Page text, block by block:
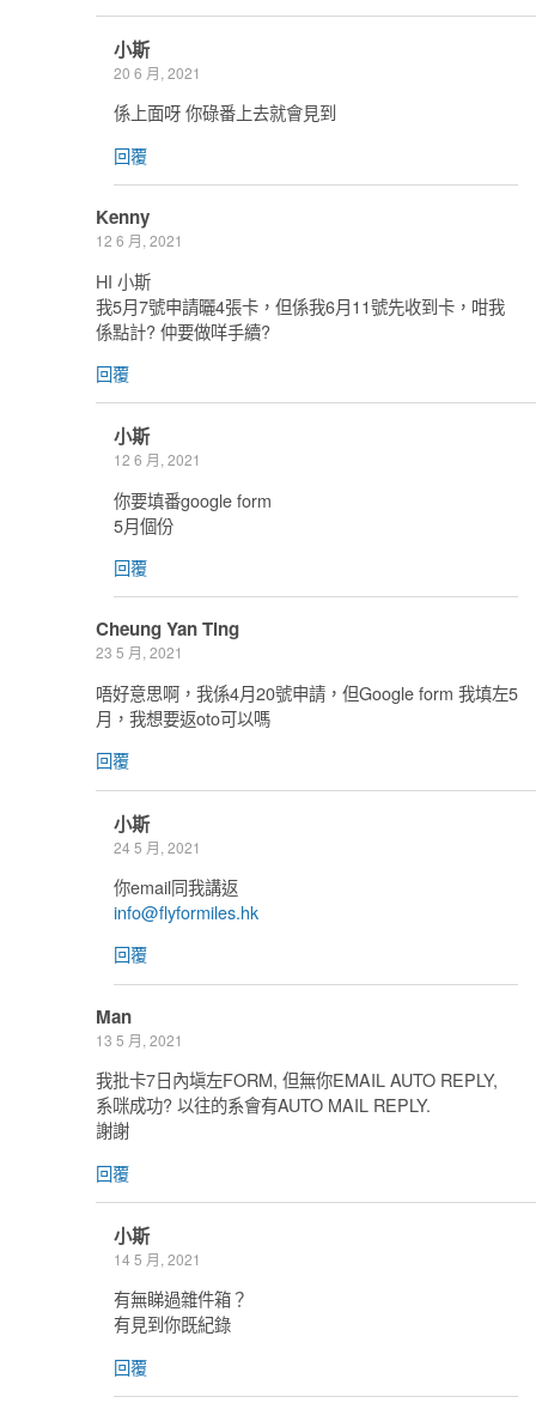
小斯
20 6 月, 2021
係上面呀 你碌番上去就會見到
回覆
Kenny
12 6 月, 2021
HI 小斯
我5月7號申請曬4張卡，但係我6月11號先收到卡，咁我
係點計? 仲要做咩手續?
回覆
小斯
12 6 月, 2021
你要填番google form
5月個份
回覆
Cheung Yan Ting
23 5 月, 2021
唔好意思啊，我係4月20號申請，但Google form 我填左5
月，我想要返oto可以嗎
回覆
小斯
24 5 月, 2021
你email同我講返
info@flyformiles.hk
回覆
Man
13 5 月, 2021
我批卡7日內塡左FORM, 但無你EMAIL AUTO REPLY,
系咪成功? 以往的系會有AUTO MAIL REPLY.
謝謝
回覆
小斯
14 5 月, 2021
有無睇過雜件箱？
有見到你既紀錄
回覆